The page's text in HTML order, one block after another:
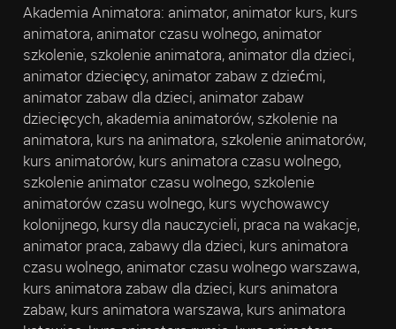
Akademia Animatora: animator, animator kurs, kurs
animatora, animator czasu wolnego, animator
szkolenie, szkolenie animatora, animator dla dzieci,
animator dziecięcy, animator zabaw z dziećmi,
animator zabaw dla dzieci, animator zabaw
dziecięcych, akademia animatorów, szkolenie na
animatora, kurs na animatora, szkolenie animatorów,
kurs animatorów, kurs animatora czasu wolnego,
szkolenie animator czasu wolnego, szkolenie
animatorów czasu wolnego, kurs wychowawcy
kolonijnego, kursy dla nauczycieli, praca na wakacje,
animator praca, zabawy dla dzieci, kurs animatora
czasu wolnego, animator czasu wolnego warszawa,
kurs animatora zabaw dla dzieci, kurs animatora
zabaw, kurs animatora warszawa, kurs animatora